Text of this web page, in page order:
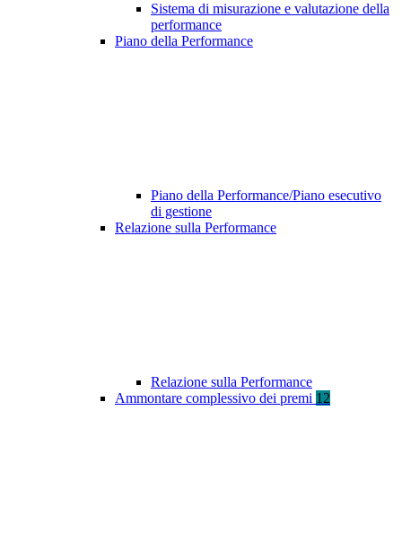
Sistema di misurazione e valutazione della
performance
Piano della Performance
Piano della Performance/Piano esecutivo
di gestione
Relazione sulla Performance
Relazione sulla Performance
Ammontare complessivo dei premi 12